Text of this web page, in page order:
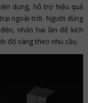
dụng, hỗ trợ hiệu quả
ngoài trời. Người dùng
nhấn hai lần để kích
độ sáng theo nhu cầu.